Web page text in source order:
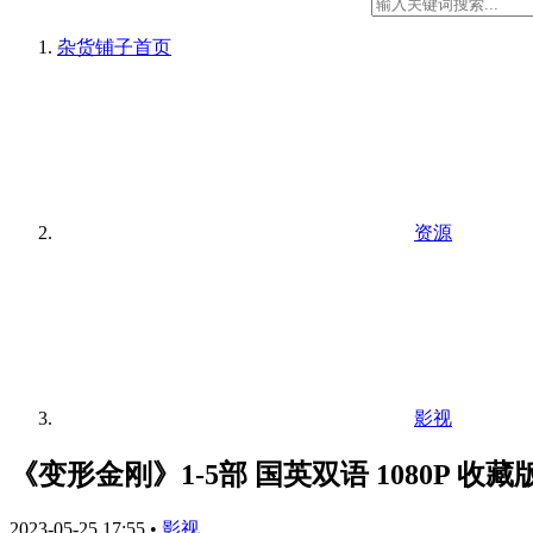
杂货铺子首页
资源
影视
《变形金刚》1-5部 国英双语 1080P 收藏
2023-05-25 17:55 • 影视